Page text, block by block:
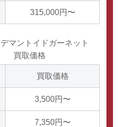
315,000円〜
デマントイドガーネット
買取価格
買取価格
3,500円〜
7,350円〜